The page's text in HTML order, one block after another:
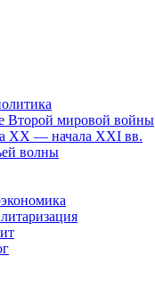
Второй мировой войны
XX — начала XXI вв.
волны